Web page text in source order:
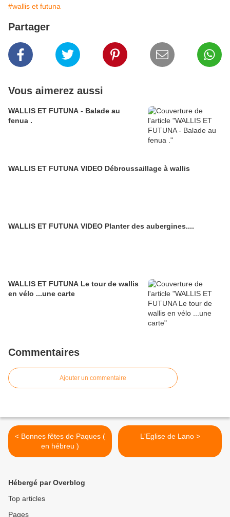
#wallis et futuna
Partager
Vous aimerez aussi
WALLIS ET FUTUNA - Balade au
fenua .
WALLIS ET FUTUNA VIDEO Débroussaillage à wallis
WALLIS ET FUTUNA VIDEO Planter des aubergines....
WALLIS ET FUTUNA Le tour de wallis
en vélo ...une carte
Commentaires
Ajouter un commentaire
< Bonnes fêtes de Paques (
en hébreu )
L'Eglise de Lano >
Hébergé par Overblog
Top articles
Pages